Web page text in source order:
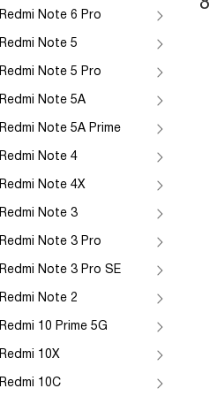
Redmi Note 6 Pro
Redmi Note 5
Redmi Note 5 Pro
Redmi Note 5A
Redmi Note 5A Prime
Redmi Note 4
Redmi Note 4X
Redmi Note 3
Redmi Note 3 Pro
Redmi Note 3 Pro SE
Redmi Note 2
Redmi 10 Prime 5G
Redmi 10X
Redmi 10C